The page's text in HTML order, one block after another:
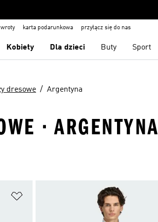
karta podarunkowa przyłącz się do nas
Kobiety Dla dzieci Buty Sport
dresowe Argentyna
· ARGENTYNA